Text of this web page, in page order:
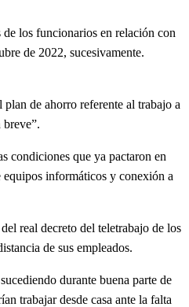
los funcionarios en relación con
de 2022, sucesivamente.
de ahorro referente al trabajo a
breve”.
condiciones que ya pactaron en
equipos informáticos y conexión a
real decreto del teletrabajo de los
de sus empleados.
durante buena parte de
trabajar desde casa ante la falta